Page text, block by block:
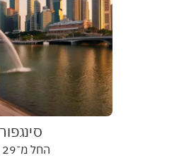
סינגפור
החל מ־29